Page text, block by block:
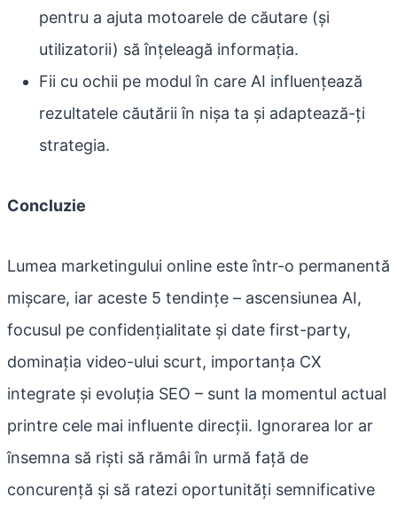
pentru a ajuta motoarele de căutare (și
utilizatorii) să înțeleagă informația.
Fii cu ochii pe modul în care AI influențează
rezultatele căutării în nișa ta și adaptează-ți
strategia.
Concluzie
Lumea marketingului online este într-o permanentă
mișcare, iar aceste 5 tendințe – ascensiunea AI,
focusul pe confidențialitate și date first-party,
dominația video-ului scurt, importanța CX
integrate și evoluția SEO – sunt la momentul actual
printre cele mai influente direcții. Ignorarea lor ar
însemna să riști să rămâi în urmă față de
concurență și să ratezi oportunități semnificative